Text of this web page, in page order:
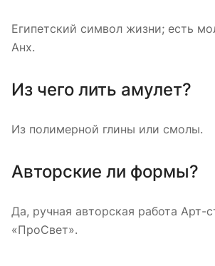
Египетский символ жизни; есть
Анх.
Из чего лить амулет?
Из полимерной глины или смолы.
Авторские ли формы?
Да, ручная авторская работа Арт-
«ПроСвет».